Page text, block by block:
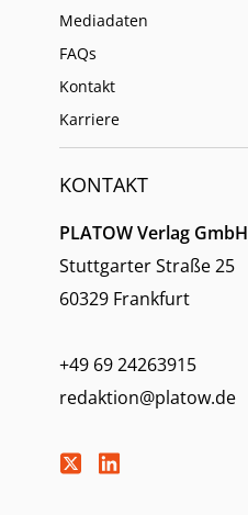
Mediadaten
FAQs
Kontakt
Karriere
KONTAKT
PLATOW Verlag GmbH
Stuttgarter Straße 25
60329 Frankfurt
+49 69 24263915
redaktion@platow.de